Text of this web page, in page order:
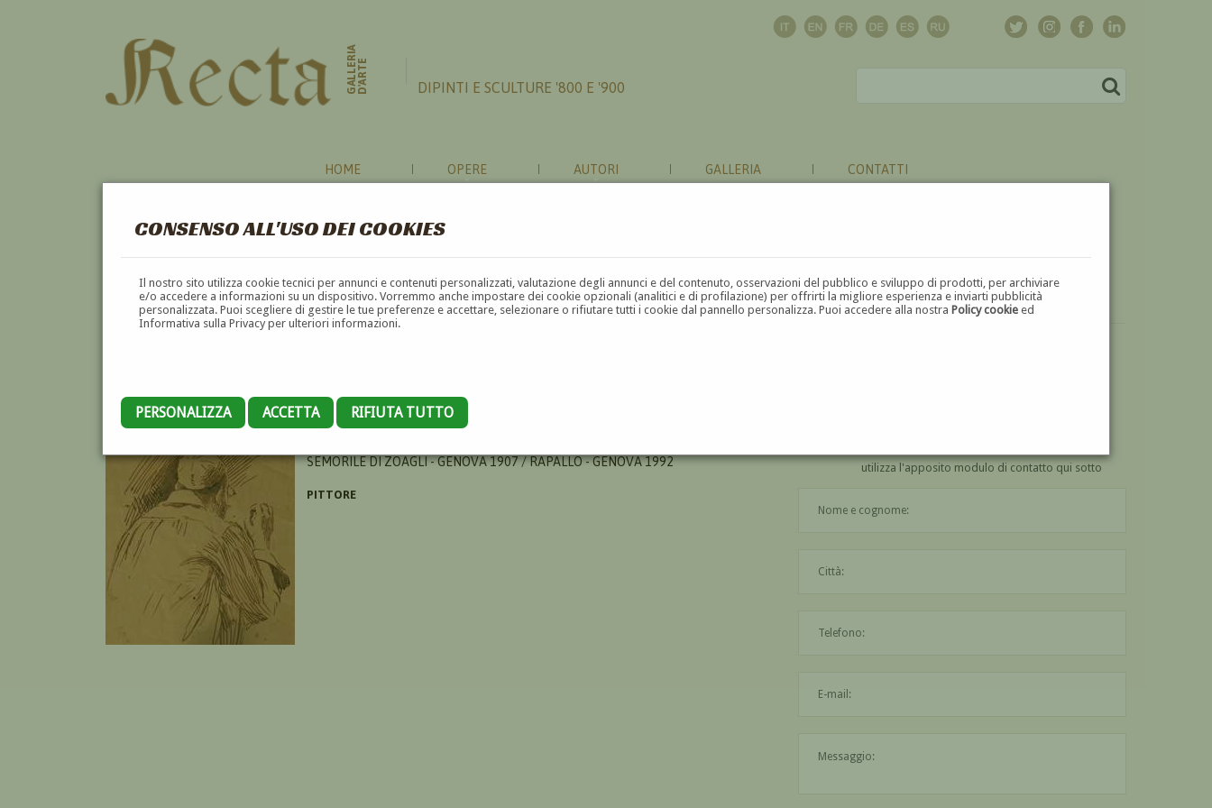
CONSENSO ALL'USO DEI COOKIES
Il nostro sito utilizza cookie tecnici per annunci e contenuti personalizzati, valutazione degli annunci e del contenuto, osservazioni del pubblico e sviluppo di prodotti, per archiviare
e/o accedere a informazioni su un dispositivo. Vorremmo anche impostare dei cookie opzionali (analitici e di profilazione) per offrirti la migliore esperienza e inviarti pubblicità
personalizzata. Puoi scegliere di gestire le tue preferenze e accettare, selezionare o rifiutare tutti i cookie dal pannello personalizza. Puoi accedere alla nostraPolicy cookie ed
Informativa sulla Privacy per ulteriori informazioni.
PERSONALIZZA ACCETTA RIFIUTA TUTTO
GALLERIAD'ARTE DIPINTI E SCULTURE '800 E '900
HOME OPERE AUTORI GALLERIA CONTATTI
LUIGI GIUFFRA
SEMORILE DI ZOAGLI - GENOVA 1907 / RAPALLO - GENOVA 1992
PITTORE
utilizza l'apposito modulo di contatto qui sotto